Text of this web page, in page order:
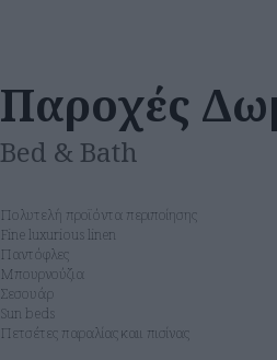
Παροχές
Bed & Bath
Πολυτελή προϊόντα περιποίησης
Fine luxurious linen
Παντόφλες
Μπουρνούζια
Σεσουάρ
Sun beds
Πετσέτες παραλίας καιι πισίνας